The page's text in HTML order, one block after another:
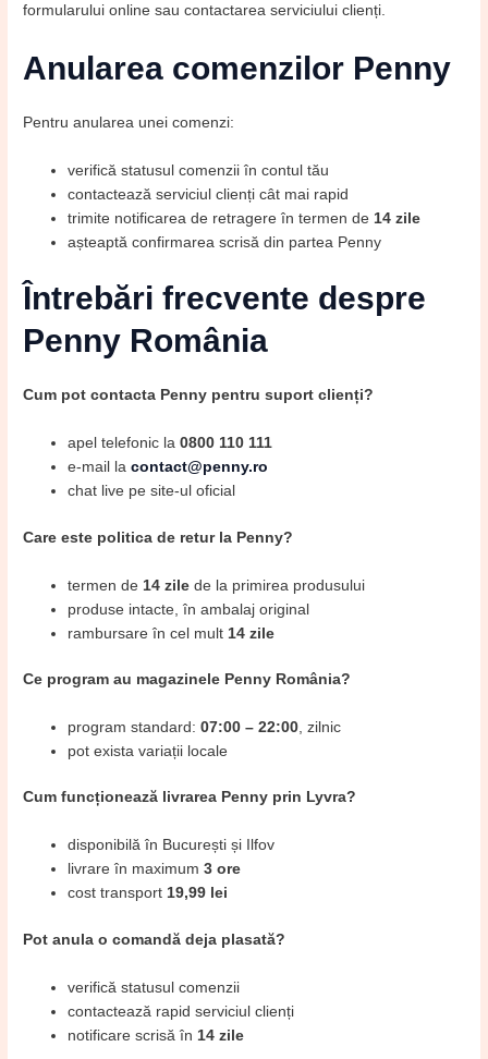
formularului online sau contactarea serviciului clienți.
Anularea comenzilor Penny
Pentru anularea unei comenzi:
verifică statusul comenzii în contul tău
contactează serviciul clienți cât mai rapid
trimite notificarea de retragere în termen de 14 zile
așteaptă confirmarea scrisă din partea Penny
Întrebări frecvente despre
Penny România
Cum pot contacta Penny pentru suport clienți?
apel telefonic la0800 110 111
e-mail lacontact@penny.ro
chat live pe site-ul oficial
Care este politica de retur la Penny?
termen de 14 zile de la primirea produsului
produse intacte, în ambalaj original
rambursare în cel mult 14 zile
Ce program au magazinele Penny România?
program standard:07:00 – 22:00 , zilnic
pot exista variații locale
Cum funcționează livrarea Penny prin Lyvra?
disponibilă în București și Ilfov
livrare în maximum3 ore
cost transport19,99 lei
Pot anula o comandă deja plasată?
verifică statusul comenzii
contactează rapid serviciul clienți
notificare scrisă în 14 zile